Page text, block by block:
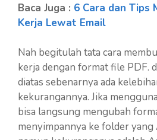
Baca Juga : 6 Cara dan Tips
Kerja Lewat Email
Nah begitulah tata cara
kerja dengan format file PDF.
diatas sebenarnya ada
kekurangannya. Jika
bisa langsung mengubah
menyimpannya ke folder yang